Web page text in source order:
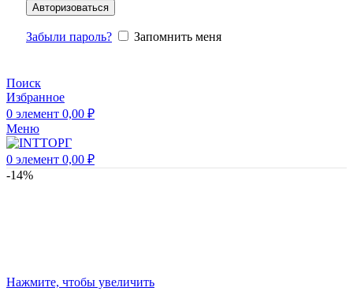
Авторизоваться
Забыли пароль? Запомнить меня
Поиск
Избранное
0 элемент 0,00 ₽
Меню
0 элемент 0,00 ₽
-14%
Нажмите, чтобы увеличить